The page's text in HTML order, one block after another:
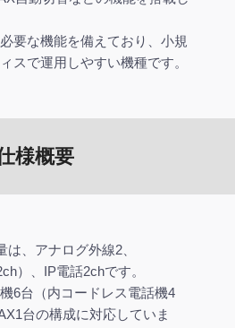
要な機能を備えており、小規
スで運用しやすい機種です。
様概要
、アナログ外線2、
）、IP電話2chです。
6台（内コードレス電話機4
台の構成に対応していま